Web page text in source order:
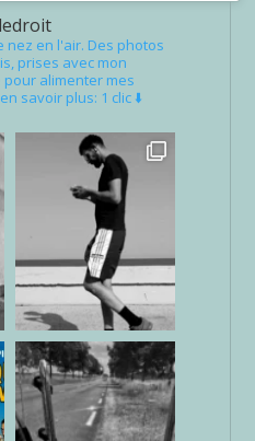
nez en l'air. Des photos
prises avec mon
pour alimenter mes
savoir plus: 1 clic ⬇️